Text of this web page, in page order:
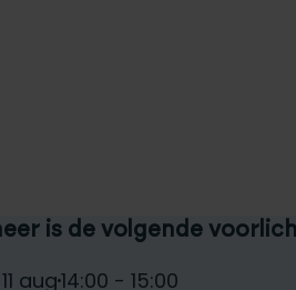
is de volgende
een voorlichtingsdag:
augTijd:
14:00 - 15:00